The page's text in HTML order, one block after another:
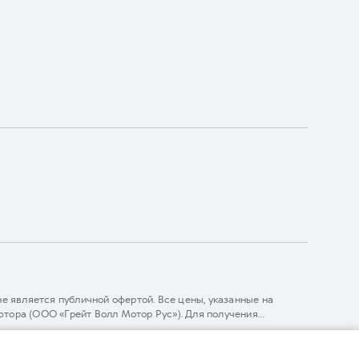
публичной офертой. Все цены, указанные на
(ООО «Грейт Волл Мотор Рус»). Для получения
линии 8 (800) 511-59-86, либо на сайте. Опубликованная на